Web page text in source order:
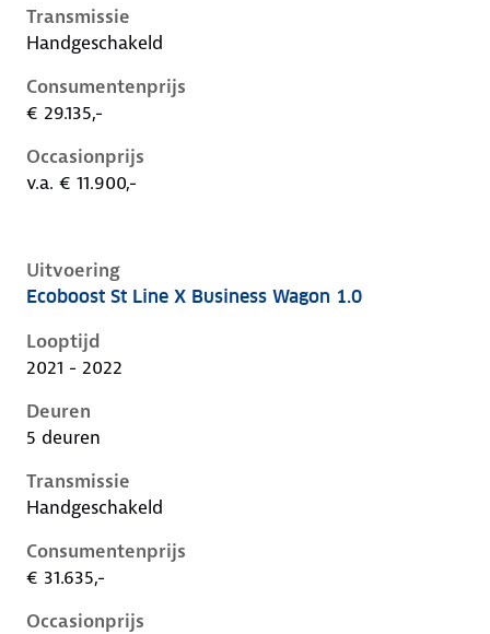
Transmissie
Handgeschakeld
Consumentenprijs
€ 29.135,-
Occasionprijs
v.a. € 11.900,-
Uitvoering
Ford Focus iv, wagon 1.0, 92 kW, Benzine, 5 deuren
Ecoboost St Line X Business Wagon 1.0
Looptijd
2021 - 2022
Deuren
5 deuren
Transmissie
Handgeschakeld
Consumentenprijs
€ 31.635,-
Occasionprijs